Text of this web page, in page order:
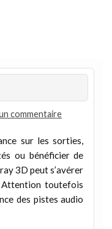
commentaire
sur les sorties,
ou bénéficier de
3D peut s’avérer
toutefois
des pistes audio